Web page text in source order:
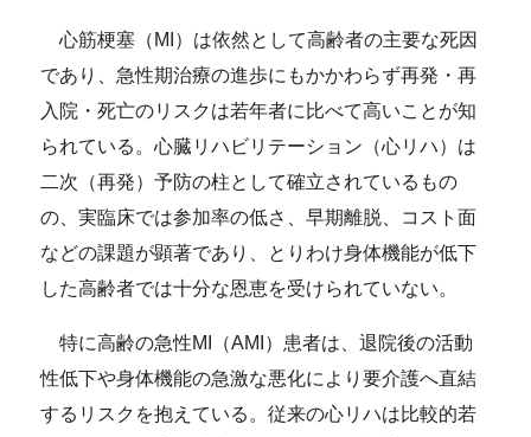
心筋梗塞（MI）は依然として高齢者の主要な死因
であり、急性期治療の進歩にもかかわらず再発・再
入院・死亡のリスクは若年者に比べて高いことが知
られている。心臓リハビリテーション（心リハ）は
二次（再発）予防の柱として確立されているもの
の、実臨床では参加率の低さ、早期離脱、コスト面
などの課題が顕著であり、とりわけ身体機能が低下
した高齢者では十分な恩恵を受けられていない。
特に高齢の急性MI（AMI）患者は、退院後の活動
性低下や身体機能の急激な悪化により要介護へ直結
するリスクを抱えている。従来の心リハは比較的若